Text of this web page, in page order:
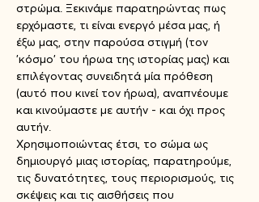
στρώμα. Ξεκινάμε παρατηρώντας πως
ερχόμαστε, τι είναι ενεργό μέσα μας, ή
έξω μας, στην παρούσα στιγμή (τον
'κόσμο' του ήρωα της ιστορίας μας) και
επιλέγοντας συνειδητά μία πρόθεση
(αυτό που κινεί τον ήρωα), αναπνέουμε
και κινούμαστε με αυτήν - και όχι προς
αυτήν.
Χρησιμοποιώντας έτσι, το σώμα ως
δημιουργό μιας ιστορίας, παρατηρούμε,
τις δυνατότητες, τους περιορισμούς, τις
σκέψεις και τις αισθήσεις που